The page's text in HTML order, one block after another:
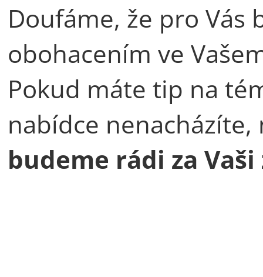
Doufáme, že pro
obohacením ve
Pokud máte tip na
nabídce
budeme rádi za